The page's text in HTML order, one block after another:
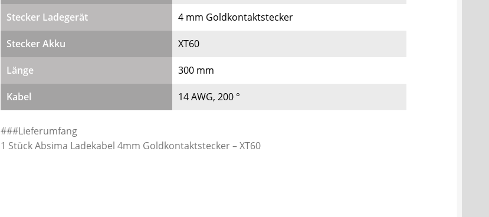
Stecker Ladegerät 4 mm Goldkontaktstecker
Stecker Akku XT60
Länge 300 mm
Kabel 14 AWG, 200 °
###Lieferumfang
1 Stück Absima Ladekabel 4mm Goldkontaktstecker – XT60